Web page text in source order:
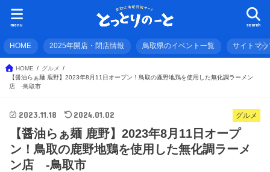
search
menu
HOME 2025年開店・閉店情報 鳥取県のイベント一覧 サイトマッ
HOME
グルメ
【醤油らぁ麺 鹿野】2023年8月11日オープン！鳥取の鹿野地鶏を使用した無化調ラーメン
店 -鳥取市
グルメ
2023.11.18 2024.01.02
【醤油らぁ麺 鹿野】2023年8月11日オープ
ン！鳥取の鹿野地鶏を使用した無化調ラーメ
ン店 -鳥取市